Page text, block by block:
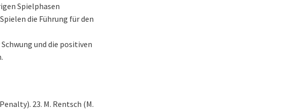
Spielphasen
die Führung für den
und die positiven
23. M. Rentsch (M.